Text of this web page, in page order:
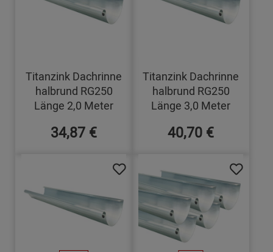
Titanzink Dachrinne
halbrund RG250
Länge 2,0 Meter
34,87 €
Titanzink Dachrinne
halbrund RG250
Länge 3,0 Meter
40,70 €